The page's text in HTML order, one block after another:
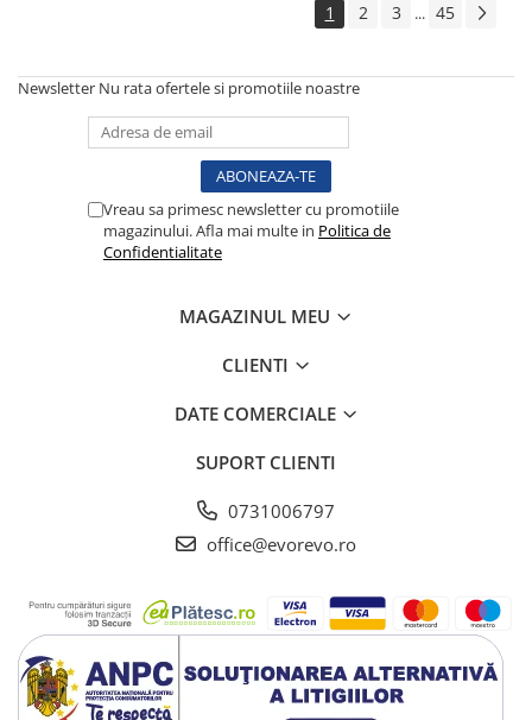
Diapazon
Set ORL/Oftalmo
Lampi examinare
Lampi cu infrarosu
Electroencefalografe
Colposcoape
Glucometre
Ingrijire personala
Perne si paturi electrice
Perne ortopedice
1 2 3 ... 45
Newsletter Nu rata ofertele si promotiile noastre
Vreau sa primesc newsletter cu promotiile
magazinului. Afla mai multe in Politica de
Confidentialitate
MAGAZINUL MEU
CLIENTI
DATE COMERCIALE
SUPORT CLIENTI
0731006797
office@evorevo.ro